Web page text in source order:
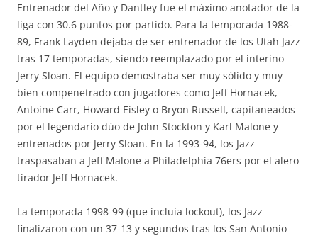
Entrenador del Año y Dantley fue el máximo anotador de la
liga con 30.6 puntos por partido. Para la temporada 1988-
89, Frank Layden dejaba de ser entrenador de los Utah Jazz
tras 17 temporadas, siendo reemplazado por el interino
Jerry Sloan. El equipo demostraba ser muy sólido y muy
bien compenetrado con jugadores como Jeff Hornacek,
Antoine Carr, Howard Eisley o Bryon Russell, capitaneados
por el legendario dúo de John Stockton y Karl Malone y
entrenados por Jerry Sloan. En la 1993-94, los Jazz
traspasaban a Jeff Malone a Philadelphia 76ers por el alero
tirador Jeff Hornacek.
La temporada 1998-99 (que incluía lockout), los Jazz
finalizaron con un 37-13 y segundos tras los San Antonio